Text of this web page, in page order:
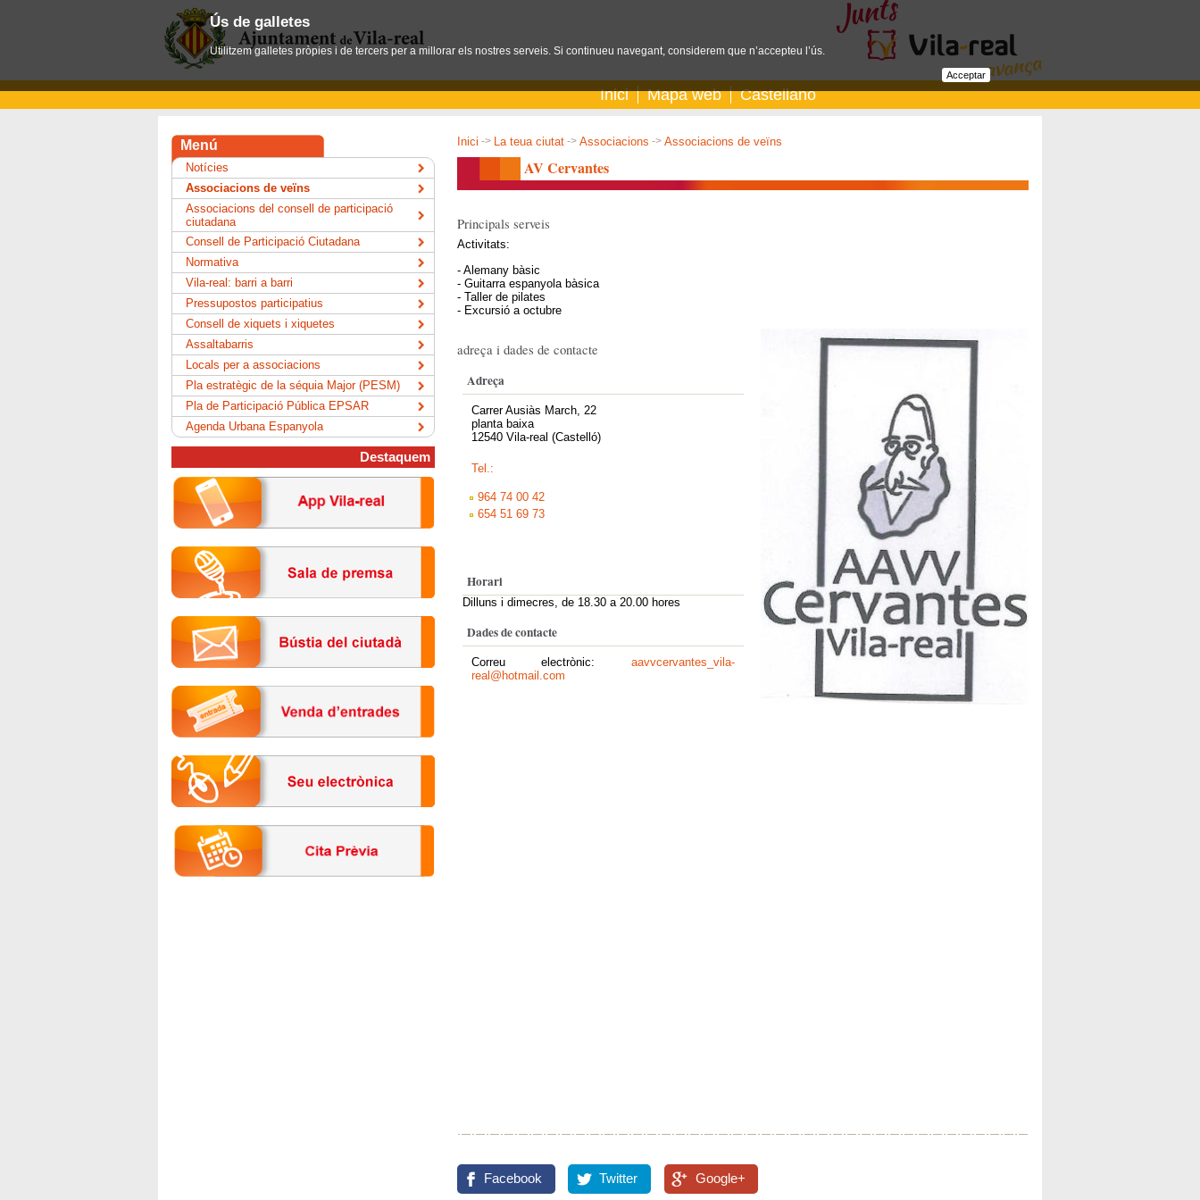
Inici Mapa web Castellano
Inici -> La teua ciutat -> Associacions -> Associacions de veïns
AV Cervantes
Principals serveis
Activitats:
- Alemany bàsic
- Guitarra espanyola bàsica
- Taller de pilates
- Excursió a octubre
adreça i dades de contacte
Adreça
Carrer Ausiàs March, 22
planta baixa
12540 Vila-real (Castelló)
Tel.:
964 74 00 42
654 51 69 73
Horari
Dilluns i dimecres, de 18.30 a 20.00 hores
Dades de contacte
Correu electrònic: aavvcervantes_vila-
real@hotmail.com
Facebook Twitter Google+
Menú
Notícies
Associacions de veïns
Associacions del consell de participació
ciutadana
Consell de Participació Ciutadana
Normativa
Vila-real: barri a barri
Pressupostos participatius
Consell de xiquets i xiquetes
Assaltabarris
Locals per a associacions
Pla estratègic de la séquia Major (PESM)
Pla de Participació Pública EPSAR
Agenda Urbana Espanyola
Destaquem
Ús de galletes
Utilitzem galletes pròpies i de tercers per a millorar els nostres serveis. Si continueu navegant, considerem que n’accepteu l’ús.
Acceptar